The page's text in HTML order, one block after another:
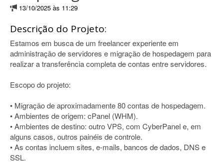
13/10/2025 às 11:29
Descrição do Projeto:
Estamos em busca de um freelancer experiente em
administração de servidores e migração de hospedagem para
realizar a transferência completa de contas entre servidores.
Escopo do projeto:
• Migração de aproximadamente 80 contas de hospedagem.
• Ambientes de origem: cPanel (WHM).
• Ambientes de destino: outro VPS, com CyberPanel e, em
alguns casos, outros painéis de controle.
• As contas incluem sites, e-mails, bancos de dados, DNS e
SSL.